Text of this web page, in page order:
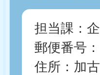
担当課：
郵便番号
住所：加